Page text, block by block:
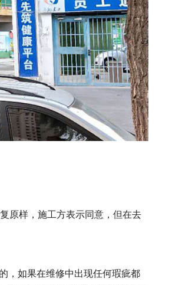
原样，施工方表示同意，但在去
，如果在维修中出现任何瑕疵都